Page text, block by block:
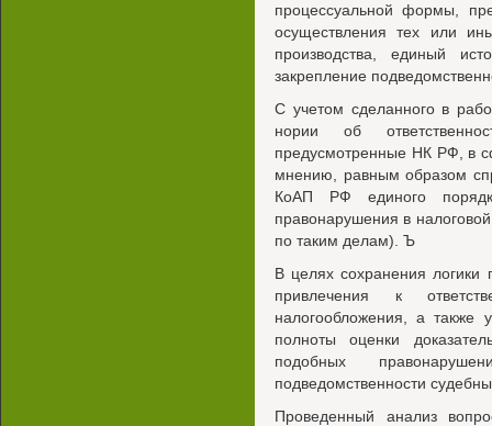
процессуальной формы,
осуществления тех или
производства, единый
закрепление
С учетом сделанного в
нории об
предусмотренные НК РФ, в
мнению, равным образом
КоАП РФ единого
правонарушения в
по таким делам). Ъ
В целях сохранения
привлечения к
налогообложения, а также
полноты оценки
подобных
подведомственности
Проведенный анализ